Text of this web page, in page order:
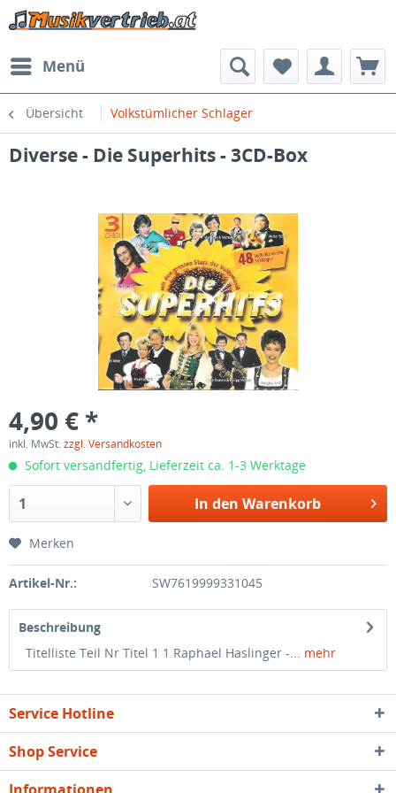
Menü
Übersicht Volkstümlicher Schlager
Diverse - Die Superhits - 3CD-Box
4,90 € *
inkl. MwSt.zzgl. Versandkosten
Sofort versandfertig, Lieferzeit ca. 1-3 Werktage
In den Warenkorb
Merken
Artikel-Nr.: SW7619999331045
Beschreibung
Titelliste Teil Nr Titel 1 1 Raphael Haslinger -... mehr
Service Hotline
Shop Service